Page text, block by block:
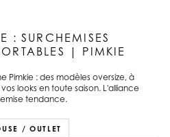
: SURCHEMISES
| PIMKIE
Pimkie : des modèles oversize, à
looks en toute saison. L'alliance
tendance.
/ OUTLET